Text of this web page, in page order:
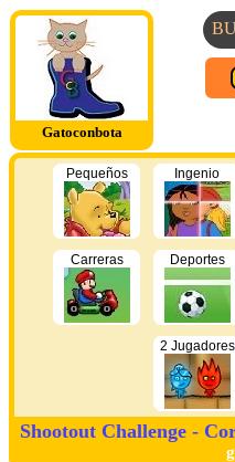
Gatoconbota
Pequeños Ingenio
Carreras Deportes
2 Jugadores
Shootout Challenge -